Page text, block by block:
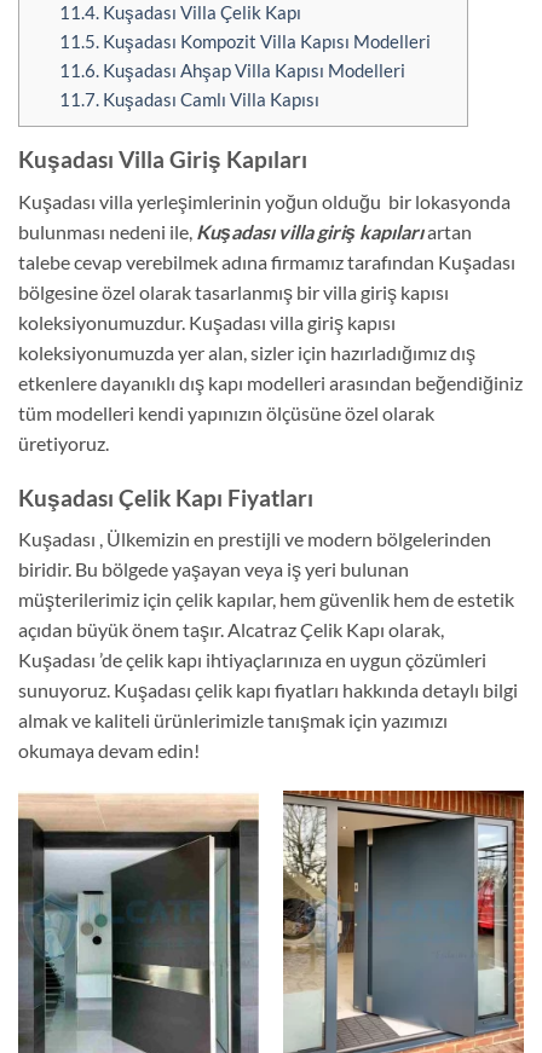
11.4.Kuşadası Villa Çelik Kapı
11.5.Kuşadası Kompozit Villa Kapısı Modelleri
11.6.Kuşadası Ahşap Villa Kapısı Modelleri
11.7.Kuşadası Camlı Villa Kapısı
Kuşadası Villa Giriş Kapıları
Kuşadası villa yerleşimlerinin yoğun olduğu bir lokasyonda
bulunması nedeni ile, Kuşadası villa giriş kapılarıartan
talebe cevap verebilmek adına firmamız tarafından Kuşadası
bölgesine özel olarak tasarlanmış bir villa giriş kapısı
koleksiyonumuzdur. Kuşadası villa giriş kapısı
koleksiyonumuzda yer alan, sizler için hazırladığımız dış
etkenlere dayanıklı dış kapı modelleri arasından beğendiğiniz
tüm modelleri kendi yapınızın ölçüsüne özel olarak
üretiyoruz.
Kuşadası Çelik Kapı Fiyatları
Kuşadası , Ülkemizin en prestijli ve modern bölgelerinden
biridir. Bu bölgede yaşayan veya iş yeri bulunan
müşterilerimiz için çelik kapılar, hem güvenlik hem de estetik
açıdan büyük önem taşır. Alcatraz Çelik Kapı olarak,
Kuşadası ’de çelik kapı ihtiyaçlarınıza en uygun çözümleri
sunuyoruz. Kuşadası çelik kapı fiyatları hakkında detaylı bilgi
almak ve kaliteli ürünlerimizle tanışmak için yazımızı
okumaya devam edin!